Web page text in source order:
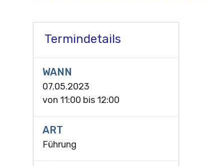
Termindetails
WANN
07.05.2023
von 11:00 bis 12:00
ART
Führung